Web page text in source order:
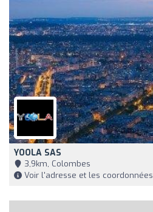
YOOLA SAS
3,9km, Colombes
Voir l'adresse et les coordonnées